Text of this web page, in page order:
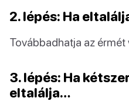
2. lépés: Ha
Továbbadhatja az
3. lépés: Ha
eltalálja…